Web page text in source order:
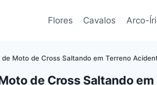
Flores Cavalos Arco-
de Moto de Cross Saltando em Terreno
de Cross Saltando